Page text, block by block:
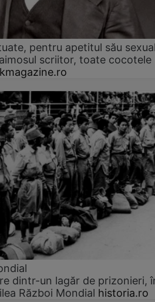
pentru apetitul său
scriitor, toate cocotele
dintr-un lagăr de prizonieri,
Război Mondial historia.ro